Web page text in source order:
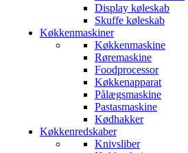
Display køleskab
Skuffe køleskab
Køkkenmaskiner
Køkkenmaskine
Røremaskine
Foodprocessor
Køkkenapparat
Pålægsmaskine
Pastasmaskine
Kødhakker
Køkkenredskaber
Knivsliber